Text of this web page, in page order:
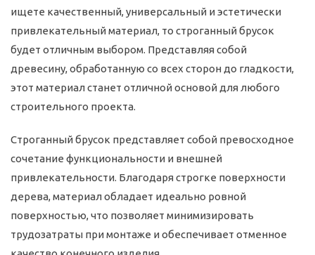
ищете качественный, универсальный и эстетически
привлекательный материал, то строганный брусок
будет отличным выбором. Представляя собой
древесину, обработанную со всех сторон до гладкости,
этот материал станет отличной основой для любого
строительного проекта.
Строганный брусок представляет собой превосходное
сочетание функциональности и внешней
привлекательности. Благодаря строгке поверхности
дерева, материал обладает идеально ровной
поверхностью, что позволяет минимизировать
трудозатраты при монтаже и обеспечивает отменное